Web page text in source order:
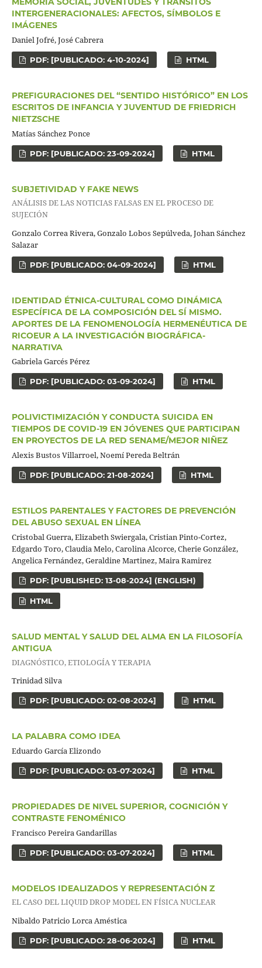
INTERGENERACIONALES: AFECTOS, SÍMBOLOS E
IMÁGENES
Daniel Jofré, José Cabrera
PDF: [PUBLICADO: 4-10-2024] HTML
PREFIGURACIONES DEL “SENTIDO HISTÓRICO” EN LOS
ESCRITOS DE INFANCIA Y JUVENTUD DE FRIEDRICH
NIETZSCHE
Matías Sánchez Ponce
PDF: [PUBLICADO: 23-09-2024] HTML
SUBJETIVIDAD Y FAKE NEWS
ANÁLISIS DE LAS NOTICIAS FALSAS EN EL PROCESO DE
SUJECIÓN
Gonzalo Correa Rivera, Gonzalo Lobos Sepúlveda, Johan Sánchez
Salazar
PDF: [PUBLICADO: 04-09-2024] HTML
IDENTIDAD ÉTNICA-CULTURAL COMO DINÁMICA
ESPECÍFICA DE LA COMPOSICIÓN DEL SÍ MISMO.
APORTES DE LA FENOMENOLOGÍA HERMENÉUTICA DE
RICOEUR A LA INVESTIGACIÓN BIOGRÁFICA-
NARRATIVA
Gabriela Garcés Pérez
PDF: [PUBLICADO: 03-09-2024] HTML
POLIVICTIMIZACIÓN Y CONDUCTA SUICIDA EN
TIEMPOS DE COVID-19 EN JÓVENES QUE PARTICIPAN
EN PROYECTOS DE LA RED SENAME/MEJOR NIÑEZ
Alexis Bustos Villarroel, Noemí Pereda Beltrán
PDF: [PUBLICADO: 21-08-2024] HTML
ESTILOS PARENTALES Y FACTORES DE PREVENCIÓN
DEL ABUSO SEXUAL EN LÍNEA
Cristobal Guerra, Elizabeth Swiergala, Cristian Pinto-Cortez,
Edgardo Toro, Claudia Melo, Carolina Alcorce, Cherie González,
Angelica Fernández, Geraldine Martinez, Maira Ramirez
PDF: [PUBLISHED: 13-08-2024] (ENGLISH)
HTML
SALUD MENTAL Y SALUD DEL ALMA EN LA FILOSOFÍA
ANTIGUA
DIAGNÓSTICO, ETIOLOGÍA Y TERAPIA
Trinidad Silva
PDF: [PUBLICADO: 02-08-2024] HTML
LA PALABRA COMO IDEA
Eduardo García Elizondo
PDF: [PUBLICADO: 03-07-2024] HTML
PROPIEDADES DE NIVEL SUPERIOR, COGNICIÓN Y
CONTRASTE FENOMÉNICO
Francisco Pereira Gandarillas
PDF: [PUBLICADO: 03-07-2024] HTML
MODELOS IDEALIZADOS Y REPRESENTACIÓN Z
EL CASO DEL LIQUID DROP MODEL EN FÍSICA NUCLEAR
Nibaldo Patricio Lorca Améstica
PDF: [PUBLICADO: 28-06-2024] HTML